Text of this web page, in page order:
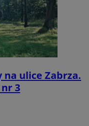
ulice Zabrza.
3